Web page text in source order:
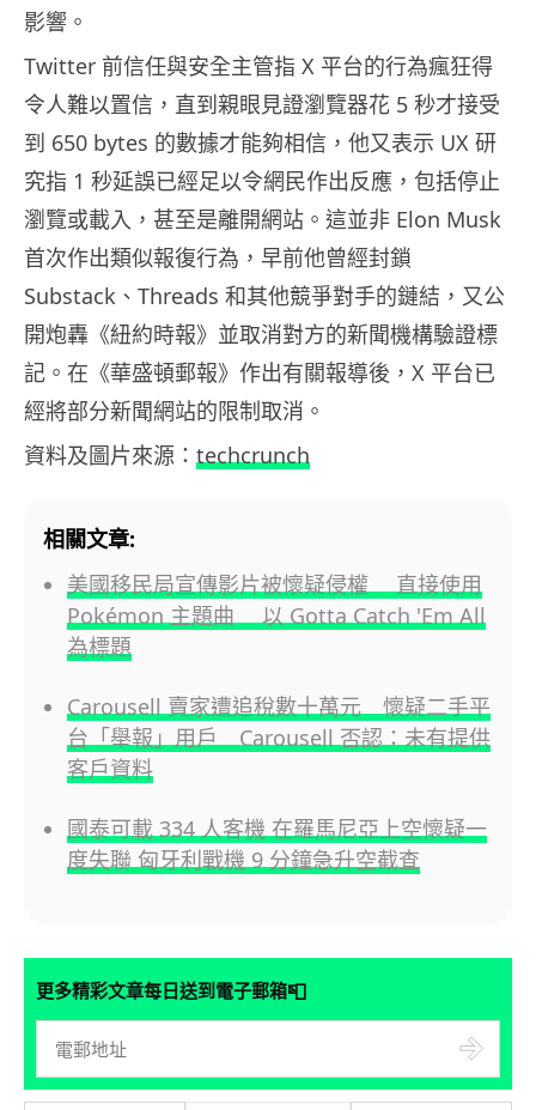
影響。
Twitter 前信任與安全主管指 X 平台的行為瘋狂得
令人難以置信，直到親眼見證瀏覽器花 5 秒才接受
到 650 bytes 的數據才能夠相信，他又表示 UX 研
究指 1 秒延誤已經足以令網民作出反應，包括停止
瀏覽或載入，甚至是離開網站。這並非 Elon Musk
首次作出類似報復行為，早前他曾經封鎖
Substack、Threads 和其他競爭對手的鏈結，又公
開炮轟《紐約時報》並取消對方的新聞機構驗證標
記。在《華盛頓郵報》作出有關報導後，X 平台已
經將部分新聞網站的限制取消。
資料及圖片來源： techcrunch
相關文章:
美國移民局宣傳影片被懷疑侵權 直接使用
Pokémon 主題曲 以 Gotta Catch 'Em All
為標題
Carousell 賣家遭追稅數十萬元 懷疑二手平
台「舉報」用戶 Carousell 否認：未有提供
客戶資料
國泰可載 334 人客機 在羅馬尼亞上空懷疑一
度失聯 匈牙利戰機 9 分鐘急升空截查
更多精彩文章每日送到電子郵箱📮